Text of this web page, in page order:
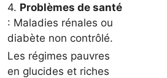
4. Problèmes de santé
: Maladies rénales ou
diabète non contrôlé.
Les régimes pauvres
en glucides et riches